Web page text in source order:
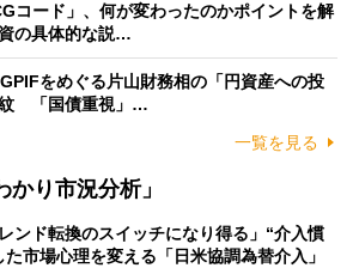
コード」、何が変わったのかポイントを解
の具体的な説…
GPIFをめぐる片山財務相の「円資産への投
紋 「国債重視」…
一覧を見る
り市況分析」
レンド転換のスイッチになり得る」“介入慣
た市場心理を変える「日米協調為替介入」